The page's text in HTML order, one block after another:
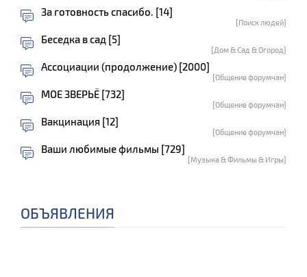
За готовность спасибо. [14]
[Поиск людей]
Беседка в сад [5]
[Дом & Сад & Огород]
Ассоциации (продолжение) [2000]
[Общение форумчан]
МОЕ ЗВЕРЬЁ [732]
[Общение форумчан]
Вакцинация [12]
[Общение форумчан]
Ваши любимые фильмы [729]
[Музыка & Фильмы & Игры]
ОБЪЯВЛЕНИЯ